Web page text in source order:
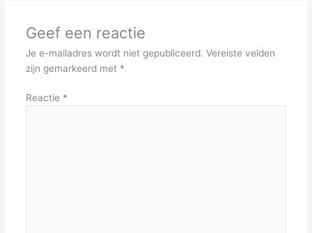
Geef een reactie
Je e-mailadres wordt niet gepubliceerd. Vereiste velden
zijn gemarkeerd met *
Reactie *